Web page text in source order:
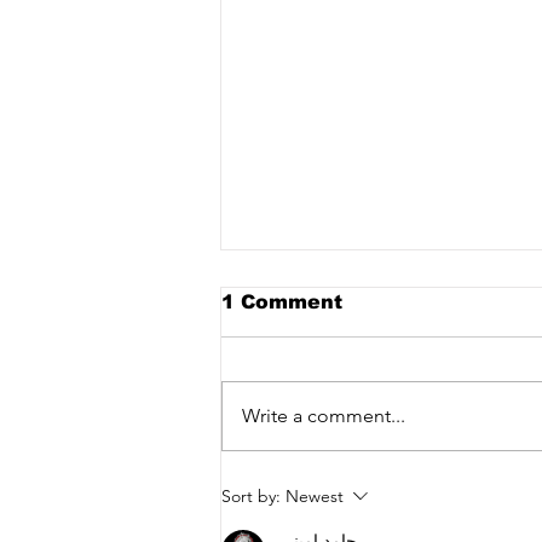
برنامه جلسات کلاب هوس -
انجمن شاعران زنده
1 Comment
Write a comment...
Sort by: Newest